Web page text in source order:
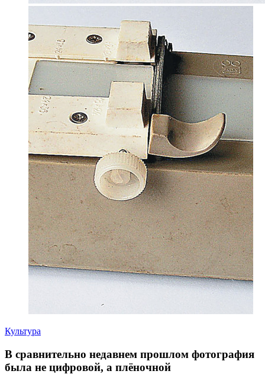
Культура
В сравнительно недавнем прошлом фотография
была не цифровой, а плёночной